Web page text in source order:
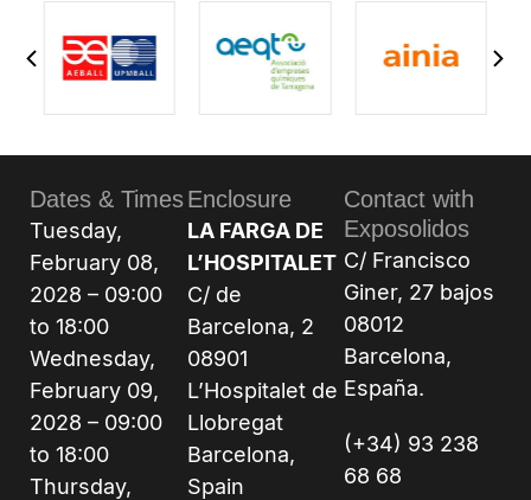
Dates & Times
Tuesday,
February 08,
2028 – 09:00
to 18:00
Wednesday,
February 09,
2028 – 09:00
to 18:00
Thursday,
Enclosure
LA FARGA DE
L’HOSPITALET
C/ de
Barcelona, 2
08901
L’Hospitalet de
Llobregat
Barcelona,
Spain
Contact with
Exposolidos
C/ Francisco
Giner, 27 bajos
08012
Barcelona,
España.
(+34) 93 238
68 68